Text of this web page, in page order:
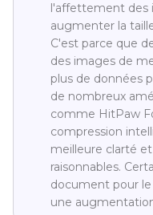
l'affettement des
augmenter la
C'est parce que
des images de
plus de données
de nombreux
comme HitPaw
compression
meilleure clarté
raisonnables.
document pour
une